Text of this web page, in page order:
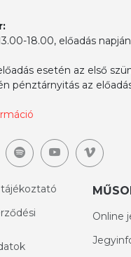
18.00, előadás
esetén az első
pénztárnyitás az
Online